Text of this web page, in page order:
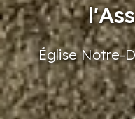
Église Notre-